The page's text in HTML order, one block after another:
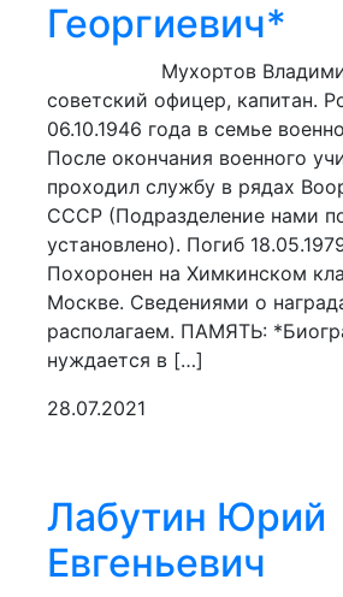
Георгиевич*
Мухортов Владимир
советский офицер, капитан.
06.10.1946 года в семье
После окончания военного
проходил службу в рядах
СССР (Подразделение нами
установлено). Погиб
Похоронен на Химкинском
Москве. Сведениями о
располагаем. ПАМЯТЬ:
нуждается в […]
28.07.2021
Лабутин Юрий
Евгеньевич